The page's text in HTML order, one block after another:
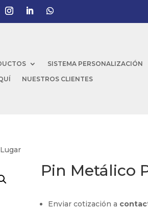
SISTEMA PERSONALIZACIÓN
NUESTROS CLIENTES
Pin Metálico
Enviar cotización a